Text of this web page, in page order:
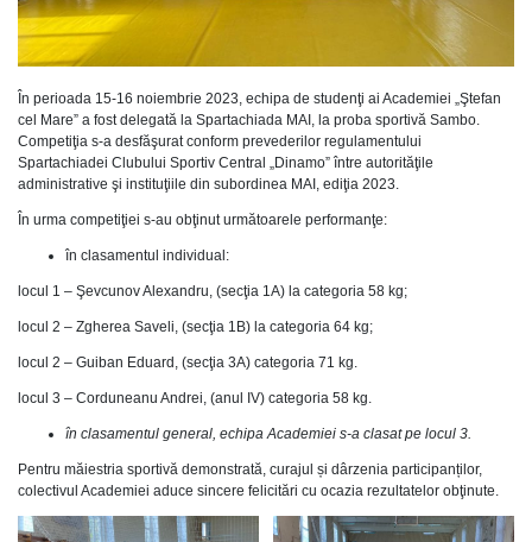
În perioada 15-16 noiembrie 2023, echipa de studenţi ai Academiei „Ştefan
cel Mare” a fost delegată la Spartachiada MAI, la proba sportivă Sambo.
Competiţia s-a desfăşurat conform prevederilor regulamentului
Spartachiadei Clubului Sportiv Central „Dinamo” între autorităţile
administrative şi instituţiile din subordinea MAI, ediţia 2023.
În urma competiţiei s-au obţinut următoarele performanţe:
în clasamentul individual:
locul 1 – Şevcunov Alexandru, (secţia 1A) la categoria 58 kg;
locul 2 – Zgherea Saveli, (secţia 1B) la categoria 64 kg;
locul 2 – Guiban Eduard, (secţia 3A) categoria 71 kg.
locul 3 – Corduneanu Andrei, (anul IV) categoria 58 kg.
în clasamentul general, echipa Academiei s-a clasat pe locul 3.
Pentru măiestria sportivă demonstrată, curajul și dârzenia participanților,
colectivul Academiei aduce sincere felicitări cu ocazia rezultatelor obţinute.